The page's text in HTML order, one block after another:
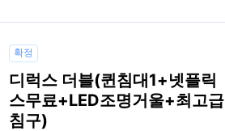
확정
디럭스 더블(퀸침대1+넷플릭
스무료+LED조명거울+최고급
침구)